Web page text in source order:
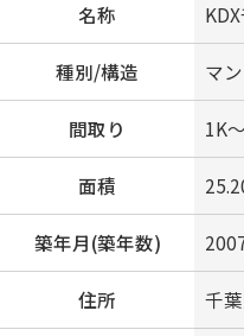
名称
種別/構造 マ
間取り 1K
面積
築年月(築年数)
住所 千